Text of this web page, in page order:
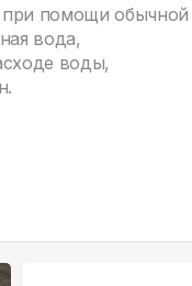
при помощи
вода,
воды,